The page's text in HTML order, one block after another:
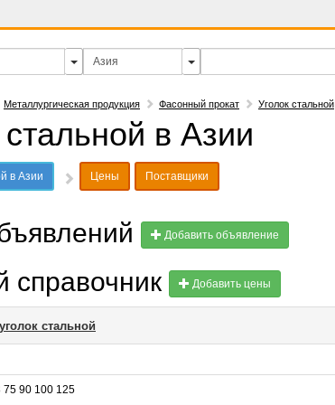
Металлургическая продукция Фасонный прокат Уголок стальной
стальной в Азии
в Азии Цены Поставщики
Добавить объявление
справочник Добавить цены
стальной
75 90 100 125